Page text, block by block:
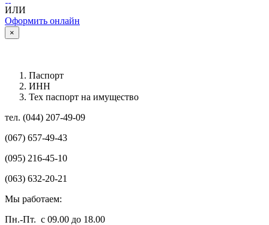
ИЛИ
Оформить онлайн
×
Паспорт
ИНН
Тех паспорт на имущество
тел. (044) 207-49-09
(067) 657-49-43
(095) 216-45-10
(063) 632-20-21
Мы работаем:
Пн.-Пт. с 09.00 до 18.00